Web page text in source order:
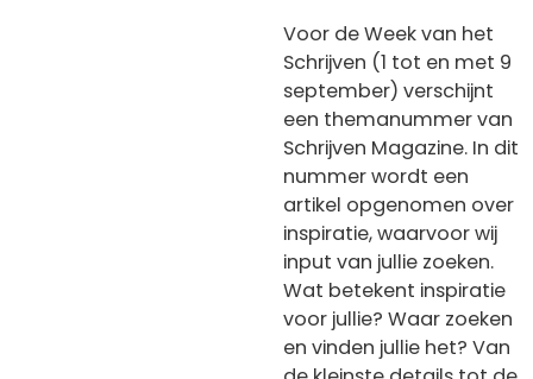
Voor de Week van het
Schrijven (1 tot en met 9
september) verschijnt
een themanummer van
Schrijven Magazine. In dit
nummer wordt een
artikel opgenomen over
inspiratie, waarvoor wij
input van jullie zoeken.
Wat betekent inspiratie
voor jullie? Waar zoeken
en vinden jullie het? Van